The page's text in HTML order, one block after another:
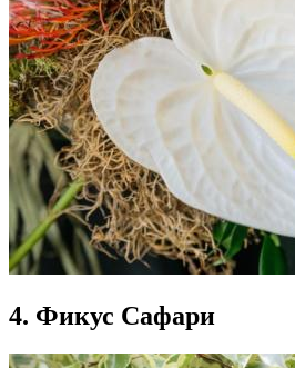
4. Фикус Сафари